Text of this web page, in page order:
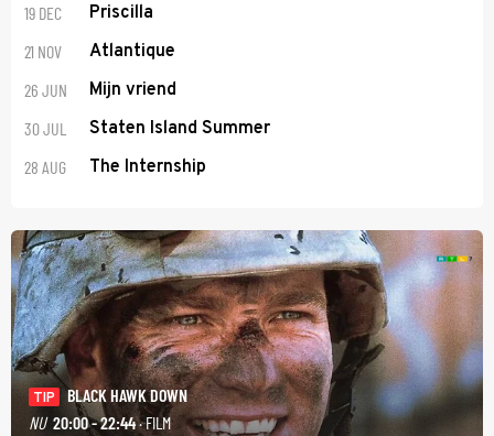
19 DEC Priscilla
21 NOV Atlantique
26 JUN Mijn vriend
30 JUL Staten Island Summer
28 AUG The Internship
TIP
BLACK HAWK DOWN
NU 20:00 - 22:44· FILM